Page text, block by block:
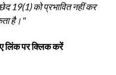
19(1) को प्रभावित नहीं कर
है।"
लिंक पर क्लिक करें